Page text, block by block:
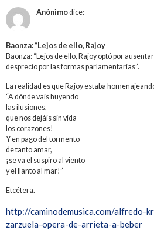
Anónimodice:
Baonza: “Lejos de ello, Rajoy
Baonza: “Lejos de ello, Rajoy optó por
desprecio por las formas parlamentarias”.
La realidad es que Rajoy estaba
“A dónde vais huyendo
las ilusiones,
que nos dejáis sin vida
los corazones!
Y en pago del tormento
de tanto amar,
¡se va el suspiro al viento
y el llanto al mar!”
Etcétera.
http://caminodemusica.com/alfredo-
zarzuela-opera-de-arrieta-a-beber